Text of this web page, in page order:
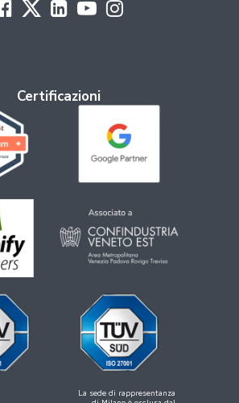
Certificazioni
La sede di rappresentanza